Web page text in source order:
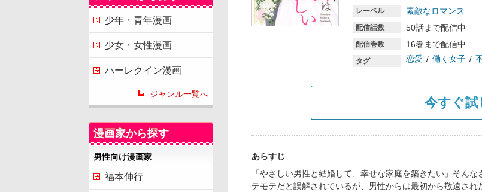
レーベル 素敵なロマンス
配信話数 50話まで配信中
配信巻数 16巻まで配信中
タグ 恋愛 働く女子
今すぐ試
あらすじ
「やさしい男性と結婚して、幸せな家庭を築きたい」そん
テモテだと誤解されているが、男性からは最初から敬遠さ
少年・青年漫画
少女・女性漫画
ハーレクイン漫画
ジャンル一覧へ
漫画家から探す
男性向け漫画家
福本伸行